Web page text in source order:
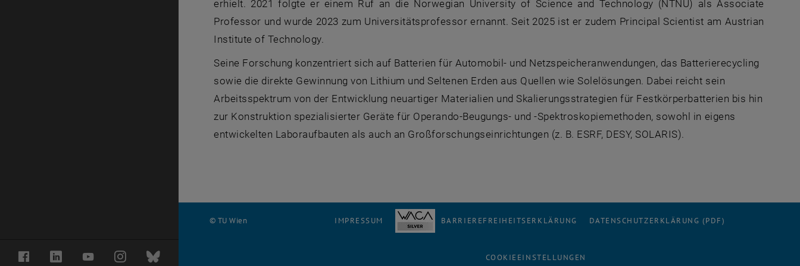
FacebookLinkedInYouTubeInstagramBluesky
erhielt. 2021 folgte er einem Ruf an die Norwegian University of Science and Technology (NTNU) als Associate
Professor und wurde 2023 zum Universitätsprofessor ernannt. Seit 2025 ist er zudem Principal Scientist am Austrian
Institute of Technology.
Seine Forschung konzentriert sich auf Batterien für Automobil- und Netzspeicheranwendungen, das Batterierecycling
sowie die direkte Gewinnung von Lithium und Seltenen Erden aus Quellen wie Solelösungen. Dabei reicht sein
Arbeitsspektrum von der Entwicklung neuartiger Materialien und Skalierungsstrategien für Festkörperbatterien bis hin
zur Konstruktion spezialisierter Geräte für Operando-Beugungs- und -Spektroskopiemethoden, sowohl in eigens
entwickelten Laboraufbauten als auch an Großforschungseinrichtungen (z. B. ESRF, DESY, SOLARIS).
© TU Wien IMPRESSUM BARRIEREFREIHEITSERKLÄRUNG DATENSCHUTZERKLÄRUNG (PDF)
COOKIEEINSTELLUNGEN